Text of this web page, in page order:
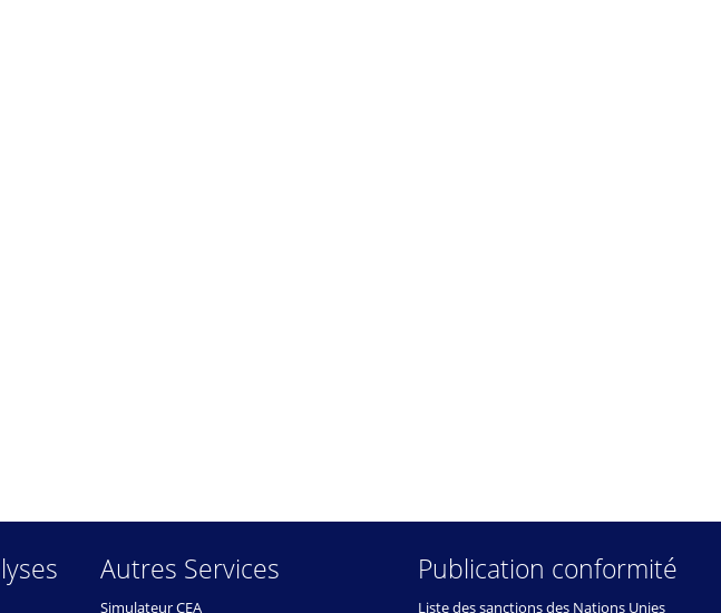
Autres Services
Simulateur CEA
Publication conformité
Liste des sanctions des Nations Unies